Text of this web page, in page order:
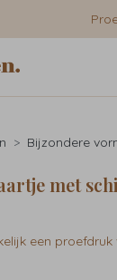
Bijzondere
met
een proefdruk